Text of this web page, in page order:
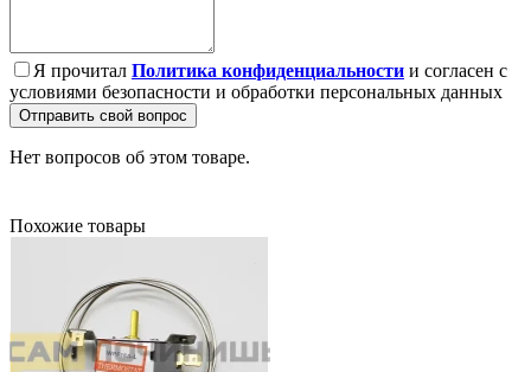
Я прочитал Политика конфиденциальности и согласен с
условиями безопасности и обработки персональных данных
Отправить свой вопрос
Нет вопросов об этом товаре.
Похожие товары